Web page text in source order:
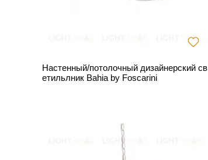
Настенный/потолочный дизайнерский св
етильлник Bahia by Foscarini